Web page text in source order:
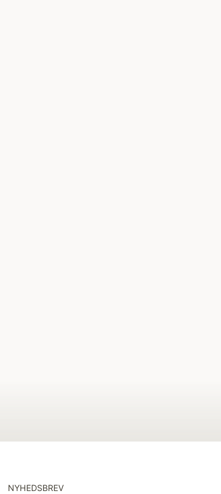
NYHEDSBREV